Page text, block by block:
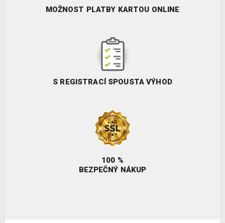
MOŽNOST PLATBY KARTOU ONLINE
S REGISTRACÍ SPOUSTA VÝHOD
100 %
BEZPEČNÝ NÁKUP